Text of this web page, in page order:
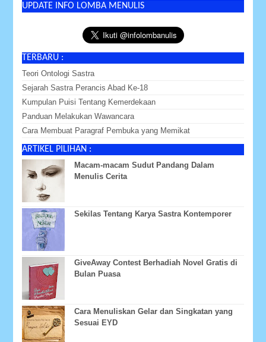
UPDATE INFO LOMBA MENULIS
TERBARU :
Teori Ontologi Sastra
Sejarah Sastra Perancis Abad Ke-18
Kumpulan Puisi Tentang Kemerdekaan
Panduan Melakukan Wawancara
Cara Membuat Paragraf Pembuka yang Memikat
ARTIKEL PILIHAN :
Macam-macam Sudut Pandang Dalam
Menulis Cerita
Sekilas Tentang Karya Sastra Kontemporer
GiveAway Contest Berhadiah Novel Gratis di
Bulan Puasa
Cara Menuliskan Gelar dan Singkatan yang
Sesuai EYD